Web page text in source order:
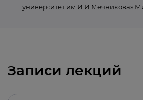
университет им.И.И.Мечникова»
Записи лекций